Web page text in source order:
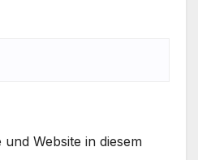
Website in diesem